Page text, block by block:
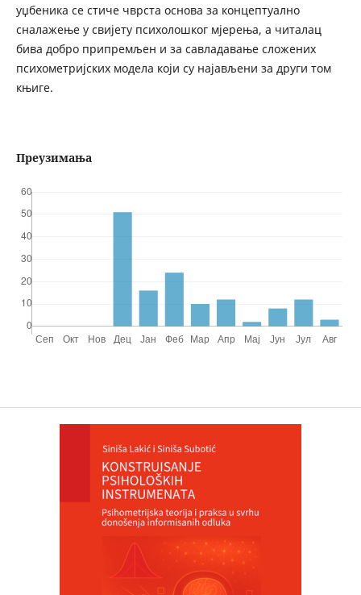
уџбеника се стиче чврста основа за концептуално
сналажење у свијету психолошког мјерења, а читалац
бива добро припремљен и за савладавање сложених
психометријских модела који су најављени за други том
књиге.
Преузимања